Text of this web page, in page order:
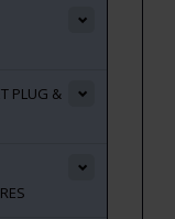
PLUG &